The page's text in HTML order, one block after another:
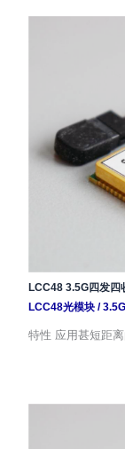
LCC48 3.5G四发四
LCC48光模块/3.5G
特性 应用甚短距